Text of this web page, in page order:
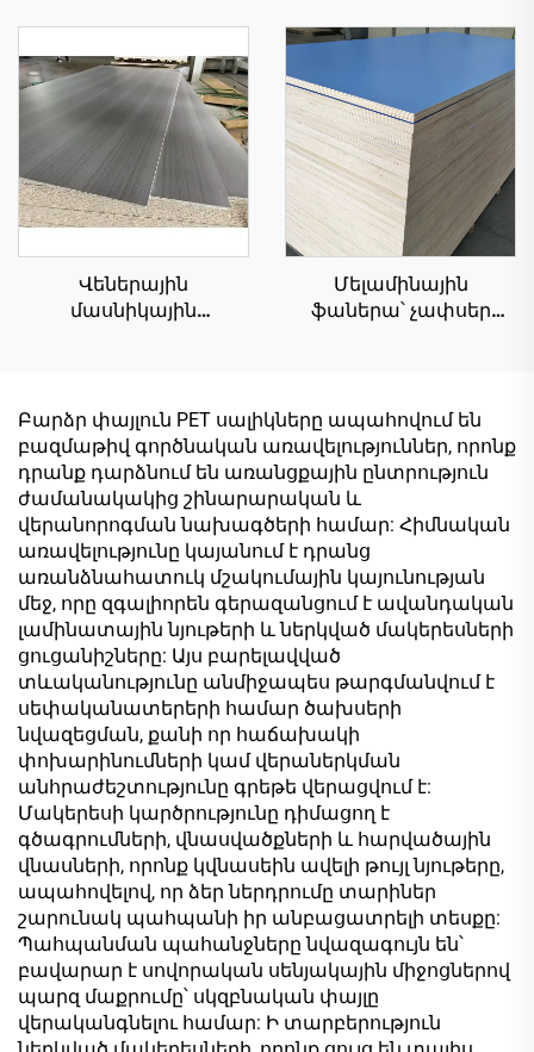
Վեներային
մասնիկային
բնական փայտե
սերդերային
մելամինային վեներ
սանդղաձև
մետաղական
կառուցվածքի համար
Մելամինային
ֆաներա՝ չափսեր
փայտե սերդեկ՝
մելամինային վեներ
պահարանների
դեկորացիայի համար
Բարձր փայլուն PET սալիկները ապահովում են
բազմաթիվ գործնական առավելություններ, որոնք
դրանք դարձնում են առանցքային ընտրություն
ժամանակակից շինարարական և
վերանորոգման նախագծերի համար: Հիմնական
առավելությունը կայանում է դրանց
առանձնահատուկ մշակումային կայունության
մեջ, որը զգալիորեն գերազանցում է ավանդական
լամինատային նյութերի և ներկված մակերեսների
ցուցանիշները: Այս բարելավված
տևականությունը անմիջապես թարգմանվում է
սեփականատերերի համար ծախսերի
նվազեցման, քանի որ հաճախակի
փոխարինումների կամ վերաներկման
անհրաժեշտությունը գրեթե վերացվում է:
Մակերեսի կարծրությունը դիմացող է
գծագրումների, վնասվածքների և հարվածային
վնասների, որոնք կվնասեին ավելի թույլ նյութերը,
ապահովելով, որ ձեր ներդրումը տարիներ
շարունակ պահպանի իր անբացատրելի տեսքը:
Պահպանման պահանջները նվազագույն են՝
բավարար է սովորական սենյակային միջոցներով
պարզ մաքրումը՝ սկզբնական փայլը
վերականգնելու համար: Ի տարբերություն